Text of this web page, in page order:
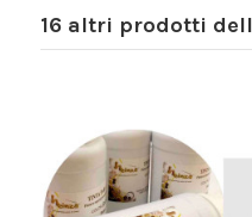
16 altri prodotti